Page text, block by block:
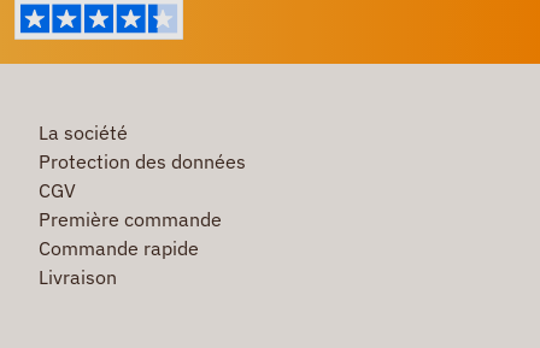
La société
Protection des données
CGV
Première commande
Commande rapide
Livraison